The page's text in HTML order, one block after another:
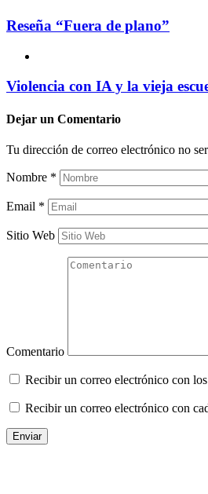
Reseña “Fuera de plano”
Violencia con IA y la vieja
Dejar un Comentario
Tu dirección de correo electrónico no
Nombre *
Email *
Sitio Web
Comentario
Recibir un correo electrónico con
Recibir un correo electrónico con